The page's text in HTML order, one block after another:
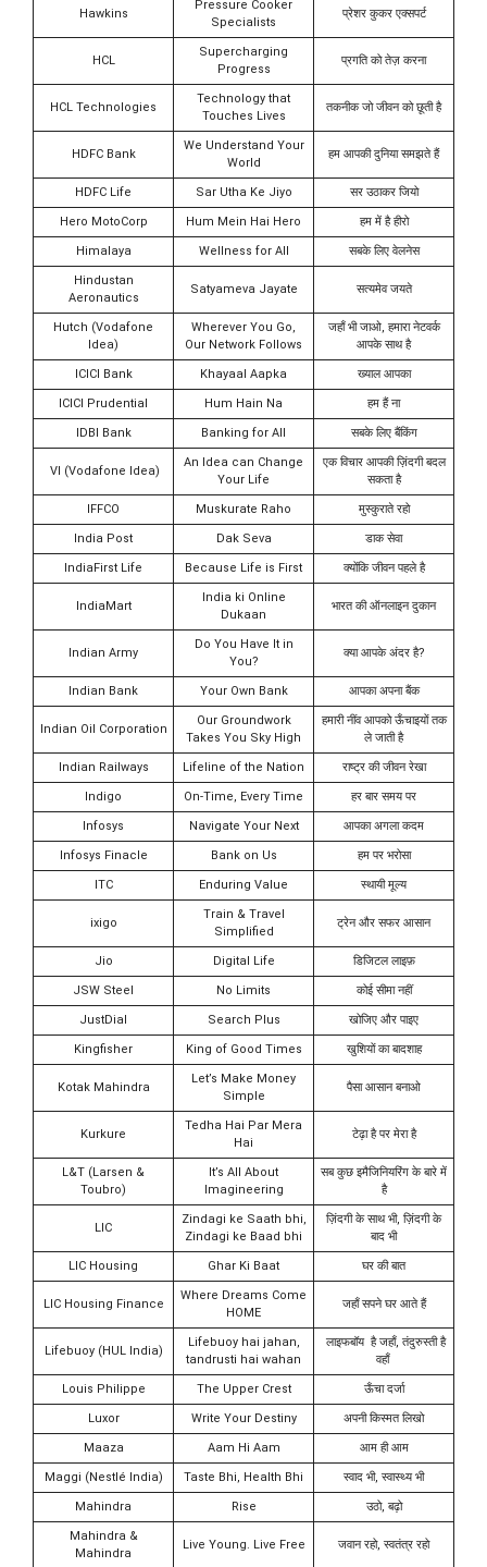
Hawkins
Pressure Cooker
Specialists
प्रेशर कुकर एक्सपर्ट
HCL
Supercharging
Progress
प्रगति को तेज़ करना
HCL Technologies
Technology that
Touches Lives
तकनीक जो जीवन को छूती है
HDFC Bank
We Understand Your
World
हम आपकी दुनिया समझते हैं
HDFC Life Sar Utha Ke Jiyo सर उठाकर जियो
Hero MotoCorp Hum Mein Hai Hero हम में है हीरो
Himalaya Wellness for All सबके लिए वेलनेस
Hindustan
Aeronautics
Satyameva Jayate सत्यमेव जयते
Hutch (Vodafone
Idea)
Wherever You Go,
Our Network Follows
जहाँ भी जाओ, हमारा नेटवर्क
आपके साथ है
ICICI Bank Khayaal Aapka ख्याल आपका
ICICI Prudential Hum Hain Na हम हैं ना
IDBI Bank Banking for All सबके लिए बैंकिंग
VI (Vodafone Idea)
An Idea can Change
Your Life
एक विचार आपकी ज़िंदगी बदल
सकता है
IFFCO Muskurate Raho मुस्कुराते रहो
India Post Dak Seva डाक सेवा
IndiaFirst Life Because Life is First क्योंकि जीवन पहले है
IndiaMart
India ki Online
Dukaan
भारत की ऑनलाइन दुकान
Indian Army
Do You Have It in
You?
क्या आपके अंदर है?
Indian Bank Your Own Bank आपका अपना बैंक
Indian Oil Corporation
Our Groundwork
Takes You Sky High
हमारी नींव आपको ऊँचाइयों तक
ले जाती है
Indian Railways Lifeline of the Nation राष्ट्र की जीवन रेखा
Indigo On-Time, Every Time हर बार समय पर
Infosys Navigate Your Next आपका अगला कदम
Infosys Finacle Bank on Us हम पर भरोसा
ITC Enduring Value स्थायी मूल्य
ixigo
Train & Travel
Simplified
ट्रेन और सफर आसान
Jio Digital Life डिजिटल लाइफ़
JSW Steel No Limits कोई सीमा नहीं
JustDial Search Plus खोजिए और पाइए
Kingfisher King of Good Times खुशियों का बादशाह
Kotak Mahindra
Let’s Make Money
Simple
पैसा आसान बनाओ
Kurkure
Tedha Hai Par Mera
Hai
टेढ़ा है पर मेरा है
L&T (Larsen &
Toubro)
It’s All About
Imagineering
सब कुछ इमैजिनियरिंग के बारे में
है
LIC
Zindagi ke Saath bhi,
Zindagi ke Baad bhi
ज़िंदगी के साथ भी, ज़िंदगी के
बाद भी
LIC Housing Ghar Ki Baat घर की बात
LIC Housing Finance
Where Dreams Come
HOME
जहाँ सपने घर आते हैं
Lifebuoy (HUL India)
Lifebuoy hai jahan,
tandrusti hai wahan
लाइफबॉय है जहाँ, तंदुरुस्ती है
वहाँ
Louis Philippe The Upper Crest ऊँचा दर्जा
Luxor Write Your Destiny अपनी किस्मत लिखो
Maaza Aam Hi Aam आम ही आम
Maggi (Nestlé India) Taste Bhi, Health Bhi स्वाद भी, स्वास्थ्य भी
Mahindra Rise उठो, बढ़ो
Mahindra &
Mahindra
Live Young. Live Free जवान रहो, स्वतंत्र रहो